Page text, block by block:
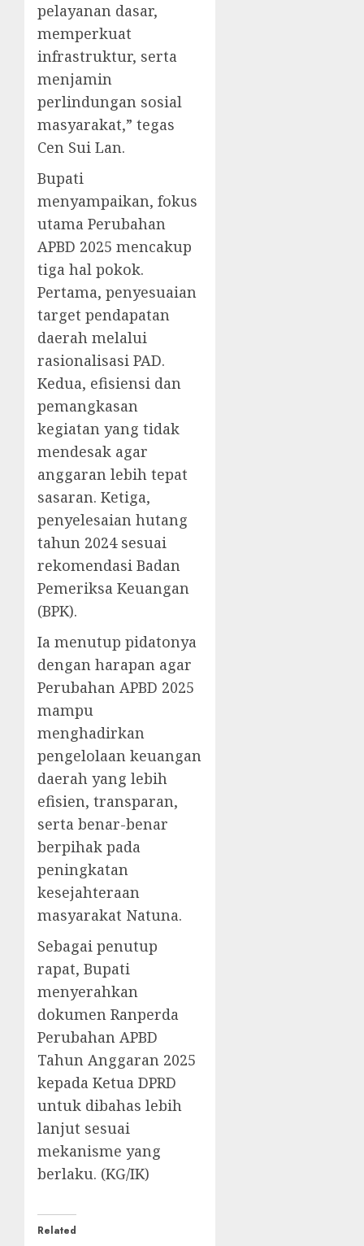
pelayanan dasar,
memperkuat
infrastruktur, serta
menjamin
perlindungan sosial
masyarakat,” tegas
Cen Sui Lan.
Bupati
menyampaikan, fokus
utama Perubahan
APBD 2025 mencakup
tiga hal pokok.
Pertama, penyesuaian
target pendapatan
daerah melalui
rasionalisasi PAD.
Kedua, efisiensi dan
pemangkasan
kegiatan yang tidak
mendesak agar
anggaran lebih tepat
sasaran. Ketiga,
penyelesaian hutang
tahun 2024 sesuai
rekomendasi Badan
Pemeriksa Keuangan
(BPK).
Ia menutup pidatonya
dengan harapan agar
Perubahan APBD 2025
mampu
menghadirkan
pengelolaan keuangan
daerah yang lebih
efisien, transparan,
serta benar-benar
berpihak pada
peningkatan
kesejahteraan
masyarakat Natuna.
Sebagai penutup
rapat, Bupati
menyerahkan
dokumen Ranperda
Perubahan APBD
Tahun Anggaran 2025
kepada Ketua DPRD
untuk dibahas lebih
lanjut sesuai
mekanisme yang
berlaku. (KG/IK)
Related